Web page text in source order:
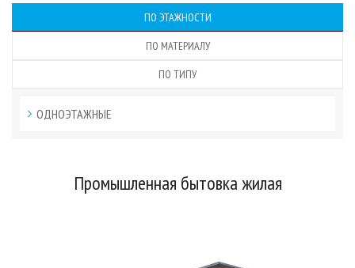
ПО ЭТАЖНОСТИ
ПО МАТЕРИАЛУ
ПО ТИПУ
ОДНОЭТАЖНЫЕ
Промышленная бытовка жилая